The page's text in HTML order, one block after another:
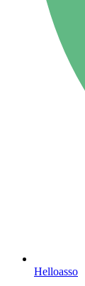
Helloasso